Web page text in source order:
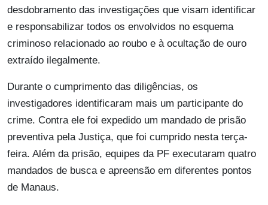
desdobramento das investigações que visam identificar
e responsabilizar todos os envolvidos no esquema
criminoso relacionado ao roubo e à ocultação de ouro
extraído ilegalmente.
Durante o cumprimento das diligências, os
investigadores identificaram mais um participante do
crime. Contra ele foi expedido um mandado de prisão
preventiva pela Justiça, que foi cumprido nesta terça-
feira. Além da prisão, equipes da PF executaram quatro
mandados de busca e apreensão em diferentes pontos
de Manaus.